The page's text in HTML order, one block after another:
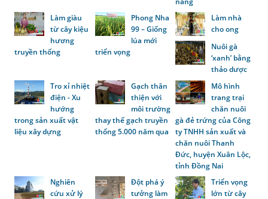
Làm giàu
từ cây kiệu
hương
truyền thống
Phong Nha
99 – Giống
lúa mới
triển vọng
Làm nhà
cho ong
Nuôi gà
‘xanh’ bằng
thảo dược
Tro xỉ nhiệt
điện - Xu
hướng
trong sản xuất vật
liệu xây dựng
Gạch thân
thiện với
môi trường
thay thế gạch truyền
thống 5.000 năm qua
Mô hình
trang trại
chăn nuôi
gà đẻ trứng của Công
ty TNHH sản xuất và
chăn nuôi Thanh
Đức, huyện Xuân Lộc,
tỉnh Đồng Nai
Nghiên
cứu xử lý
Đột phá ý
tưởng làm
Triển vọng
lớn từ cây